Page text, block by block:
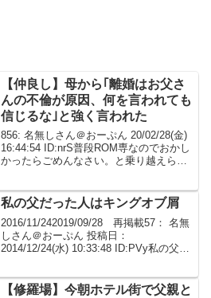
【仲良し】母から｢離婚はお父さ
んの不倫が原因、何を言われても
信じるな｣と強く言われた
856: 名無しさん＠おーぷん 20/02/28(金)
16:44:54 ID:nrS普段ROM専なのでおかし
かったらごめんなさい。と乗り越えられ
きました。母から｢お父...
私の父だった人はキングオブ屑
2016/11/242019/09/28 再掲載57： 名無
しさん＠おーぷん 投稿日：
2014/12/24(水) 10:33:48 ID:PVy私の父だ
っちり介護してた...
【修羅場】今朝ホテル街で父親と